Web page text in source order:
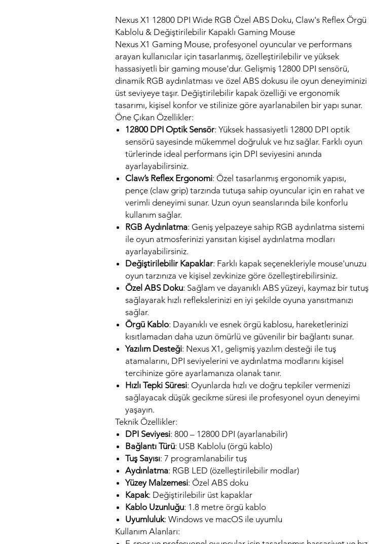
Nexus X1 12800 DPI Wide RGB Özel ABS Doku, Claw's Reflex Örgü
Kablolu & Değiştirilebilir Kapaklı Gaming Mouse
Nexus X1 Gaming Mouse, profesyonel oyuncular ve performans
arayan kullanıcılar için tasarlanmış, özelleştirilebilir ve yüksek
hassasiyetli bir gaming mouse'dur. Gelişmiş 12800 DPI sensörü,
dinamik RGB aydınlatması ve özel ABS dokusu ile oyun deneyiminizi
üst seviyeye taşır. Değiştirilebilir kapak özelliği ve ergonomik
tasarımı, kişisel konfor ve stilinize göre ayarlanabilen bir yapı sunar.
Öne Çıkan Özellikler:
12800 DPI Optik Sensör: Yüksek hassasiyetli 12800 DPI optik
sensörü sayesinde mükemmel doğruluk ve hız sağlar. Farklı oyun
türlerinde ideal performans için DPI seviyesini anında
ayarlayabilirsiniz.
Claw’s Reflex Ergonomi: Özel tasarlanmış ergonomik yapısı,
pençe (claw grip) tarzında tutuşa sahip oyuncular için en rahat ve
verimli deneyimi sunar. Uzun oyun seanslarında bile konforlu
kullanım sağlar.
RGB Aydınlatma: Geniş yelpazeye sahip RGB aydınlatma sistemi
ile oyun atmosferinizi yansıtan kişisel aydınlatma modları
ayarlayabilirsiniz.
Değiştirilebilir Kapaklar: Farklı kapak seçenekleriyle mouse'unuzu
oyun tarzınıza ve kişisel zevkinize göre özelleştirebilirsiniz.
Özel ABS Doku: Sağlam ve dayanıklı ABS yüzeyi, kaymaz bir tutuş
sağlayarak hızlı reflekslerinizi en iyi şekilde oyuna yansıtmanızı
sağlar.
Örgü Kablo: Dayanıklı ve esnek örgü kablosu, hareketlerinizi
kısıtlamadan daha uzun ömürlü ve güvenilir bir bağlantı sunar.
Yazılım Desteği: Nexus X1, gelişmiş yazılım desteği ile tuş
atamalarını, DPI seviyelerini ve aydınlatma modlarını kişisel
tercihinize göre ayarlamanıza olanak tanır.
Hızlı Tepki Süresi: Oyunlarda hızlı ve doğru tepkiler vermenizi
sağlayacak düşük gecikme süresi ile profesyonel oyun deneyimi
yaşayın.
Teknik Özellikler:
DPI Seviyesi: 800 – 12800 DPI (ayarlanabilir)
Bağlantı Türü: USB Kablolu (örgü kablo)
Tuş Sayısı: 7 programlanabilir tuş
Aydınlatma: RGB LED (özelleştirilebilir modlar)
Yüzey Malzemesi: Özel ABS doku
Kapak: Değiştirilebilir üst kapaklar
Kablo Uzunluğu: 1.8 metre örgü kablo
Uyumluluk: Windows ve macOS ile uyumlu
Kullanım Alanları: